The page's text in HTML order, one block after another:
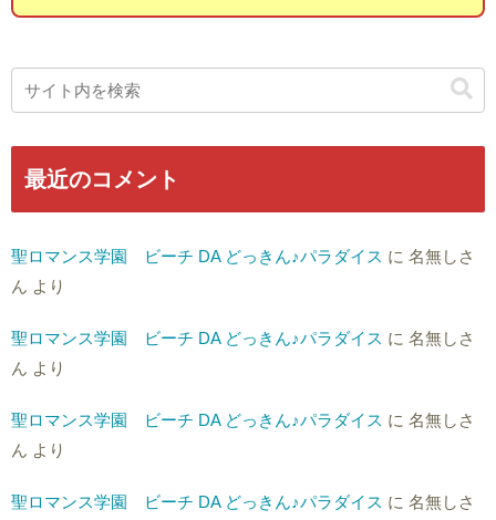
最近のコメント
聖ロマンス学園 ビーチ DA どっきん♪パラダイス に 名無しさ
ん より
聖ロマンス学園 ビーチ DA どっきん♪パラダイス に 名無しさ
ん より
聖ロマンス学園 ビーチ DA どっきん♪パラダイス に 名無しさ
ん より
聖ロマンス学園 ビーチ DA どっきん♪パラダイス に 名無しさ